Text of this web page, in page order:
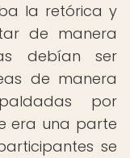
la retórica y
de manera
debían ser
de manera
por
era una parte
se